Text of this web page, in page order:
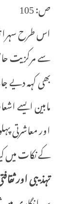
ص: 105
اس طرح سہرا
سے مرکزیت
بھی کہہ دیے
مابین ایسے
اور معاشرتی
کے نکات میں
تہذیبی اور